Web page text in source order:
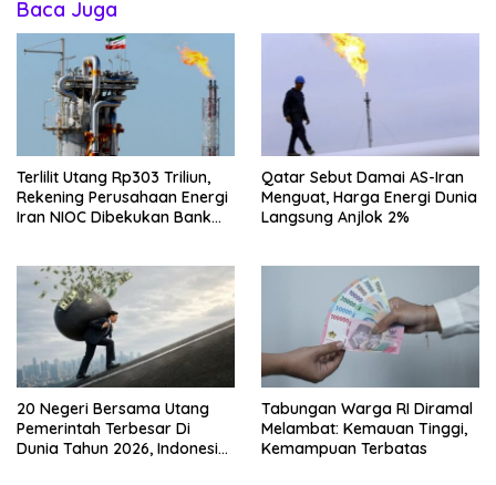
Baca Juga
Terlilit Utang Rp303 Triliun,
Rekening Perusahaan Energi
Iran NIOC Dibekukan Bank
Qatar Sebut Damai AS-Iran
Menguat, Harga Energi Dunia
Langsung Anjlok 2%
20 Negeri Bersama Utang
Pemerintah Terbesar Di
Dunia Tahun 2026, Indonesia
Tabungan Warga RI Diramal
Melambat: Kemauan Tinggi,
Kemampuan Terbatas